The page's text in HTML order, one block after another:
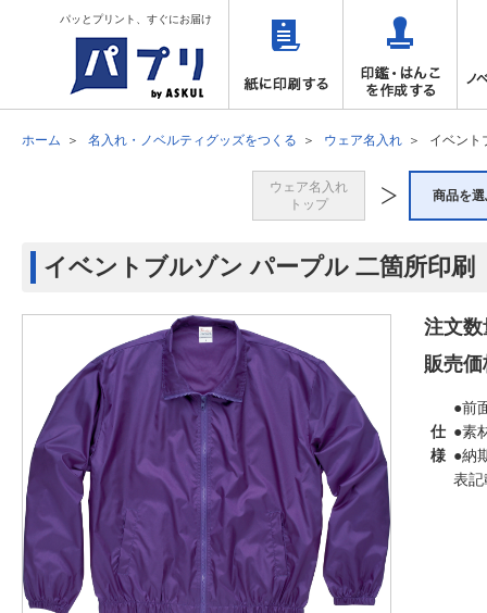
パッとプリント、すぐにお届け
ホーム 名入れ・ノベルティグッズをつくる ウェア名入れ イベント
ウェア名入れ
トップ
商品を
イベントブルゾン パープル 二箇所印刷
注文数
販売価
仕
様
●前
●素
●納
表記